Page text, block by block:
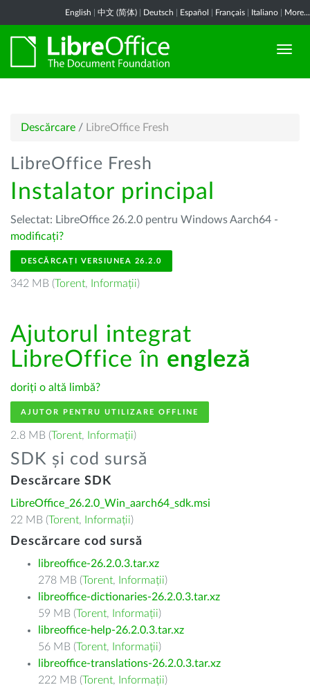
English 中文 (简体) Deutsch Español Français Italiano More...
Descărcare / LibreOffice Fresh
LibreOffice Fresh
Instalator principal
Selectat: LibreOffice 26.2.0 pentru Windows Aarch64 -
modificați?
DESCĂRCAȚI VERSIUNEA 26.2.0
342 MB (Torent, Informații)
Ajutorul integrat
LibreOffice în engleză
doriți o altă limbă?
AJUTOR PENTRU UTILIZARE OFFLINE
2.8 MB (Torent, Informații)
SDK și cod sursă
Descărcare SDK
LibreOffice_26.2.0_Win_aarch64_sdk.msi
22 MB (Torent, Informații)
Descărcare cod sursă
libreoffice-26.2.0.3.tar.xz
278 MB (Torent, Informații)
libreoffice-dictionaries-26.2.0.3.tar.xz
59 MB (Torent, Informații)
libreoffice-help-26.2.0.3.tar.xz
56 MB (Torent, Informații)
libreoffice-translations-26.2.0.3.tar.xz
222 MB (Torent, Informații)